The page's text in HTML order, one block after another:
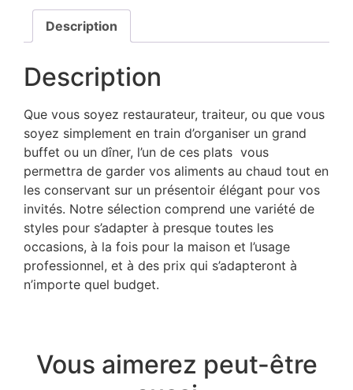
Description
Description
Que vous soyez restaurateur, traiteur, ou que vous
soyez simplement en train d’organiser un grand
buffet ou un dîner, l’un de ces plats vous
permettra de garder vos aliments au chaud tout en
les conservant sur un présentoir élégant pour vos
invités. Notre sélection comprend une variété de
styles pour s’adapter à presque toutes les
occasions, à la fois pour la maison et l’usage
professionnel, et à des prix qui s’adapteront à
n’importe quel budget.
Vous aimerez peut-être